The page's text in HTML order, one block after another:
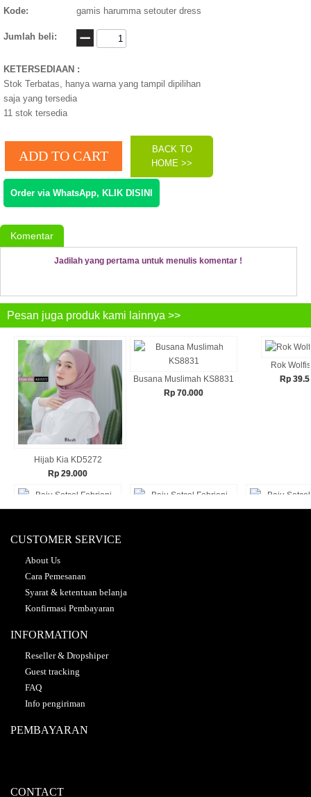
Kode: gamis harumma setouter dress
Jumlah beli:
KETERSEDIAAN :
Stok Terbatas, hanya warna yang tampil dipilihan
saja yang tersedia
11 stok tersedia
BACK TO
HOME >>
Order via WhatsApp, KLIK DISINI
Komentar
Jadilah yang pertama untuk menulis komentar !
Pesan juga produk kami lainnya >>
Hijab Kia KD5272
Rp 29.000
Busana Muslimah KS8831
Rp 70.000
Rok
Rp
Rp 199.000
CUSTOMER SERVICE
About Us
Cara Pemesanan
Syarat & ketentuan belanja
Konfirmasi Pembayaran
INFORMATION
Reseller & Dropshiper
Guest tracking
FAQ
Info pengiriman
PEMBAYARAN
CONTACT